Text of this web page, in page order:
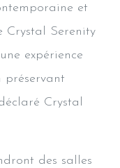
et
Crystal Serenity
expérience
préservant
Crystal
des salles